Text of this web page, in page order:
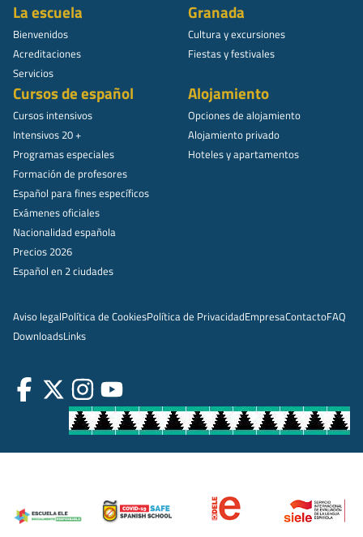
La escuela
Bienvenidos
Acreditaciones
Servicios
Granada
Cultura y excursiones
Fiestas y festivales
Cursos de español
Cursos intensivos
Intensivos 20 +
Programas especiales
Formación de profesores
Español para fines específicos
Exámenes oficiales
Nacionalidad española
Precios 2026
Español en 2 ciudades
Alojamiento
Opciones de alojamiento
Alojamiento privado
Hoteles y apartamentos
Aviso legalPolítica de CookiesPolítica de PrivacidadEmpresaContactoFAQ
DownloadsLinks